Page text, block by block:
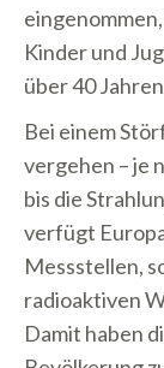
Kinder und
über 40
Bei einem
vergehen – je
bis die
verfügt
Messstellen,
radioaktiven
Damit haben